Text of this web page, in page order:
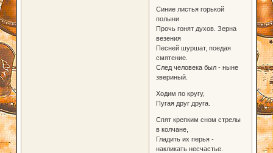
Синие листья горькой
полыни
Прочь гонят духов. Зерна
везения
Песней шуршат, поедая
смятение.
След человека был - ныне
звериный.
Ходим по кругу,
Пугая друг друга.
Спят крепким сном стрелы
в колчане,
Гладить их перья -
накликать несчастье.